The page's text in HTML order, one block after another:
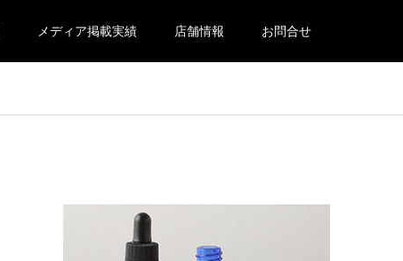
メディア掲載実績 店舗情報 お問合せ